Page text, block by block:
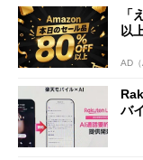
「
以
AD（
バ